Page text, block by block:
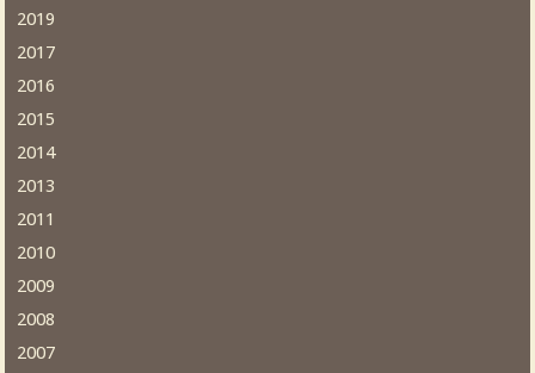
2019
2017
2016
2015
2014
2013
2011
2010
2009
2008
2007